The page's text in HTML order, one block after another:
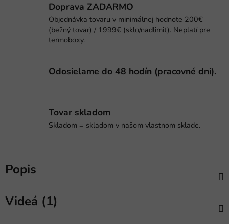
Doprava ZADARMO
Objednávka tovaru v minimálnej hodnote 200€
(bežný tovar) / 1999€ (sklo/nadlimit). Neplatí pre
termoboxy.
Odosielame do 48 hodín (pracovné dni).
Tovar skladom
Skladom = skladom v našom vlastnom sklade.
Popis
Videá (1)